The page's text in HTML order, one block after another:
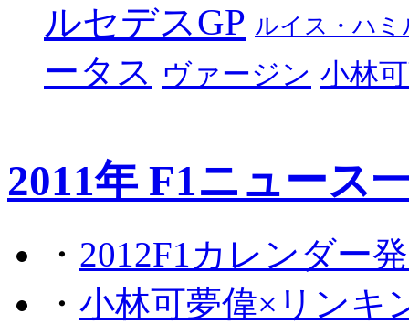
ルセデスGP ルイス・ハミ
ータス ヴァージン 小林
2011年 F1ニュース
・ 2012F1カレンダー
・ 小林可夢偉×リンキ